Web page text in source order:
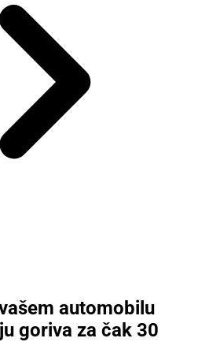
automobilu
goriva za čak 30